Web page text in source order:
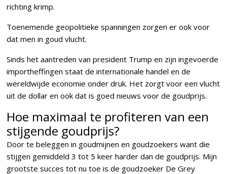
richting krimp.
Toenemende geopolitieke spanningen zorgen er ook voor
dat men in goud vlucht.
Sinds het aantreden van president Trump en zijn ingevoerde
importheffingen staat de internationale handel en de
wereldwijde economie onder druk. Het zorgt voor een vlucht
uit de dollar en ook dat is goed nieuws voor de goudprijs.
Hoe maximaal te profiteren van een
stijgende goudprijs?
Door te beleggen in goudmijnen en goudzoekers want die
stijgen gemiddeld 3 tot 5 keer harder dan de goudprijs. Mijn
grootste succes tot nu toe is de goudzoeker De Grey